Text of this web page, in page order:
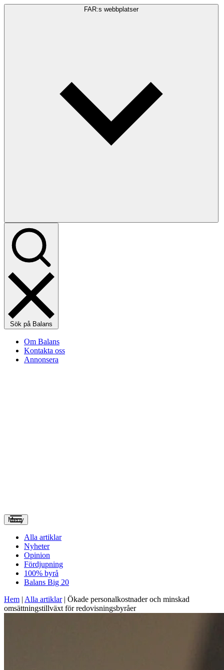
FAR:s webbplatser
Sök på Balans
Om Balans
Kontakta oss
Annonsera
Meny
Alla artiklar
Nyheter
Opinion
Fördjupning
100% byrå
Balans Big 20
Hem | Alla artiklar| Ökade personalkostnader och minskad
omsättningstillväxt för redovisningsbyråer